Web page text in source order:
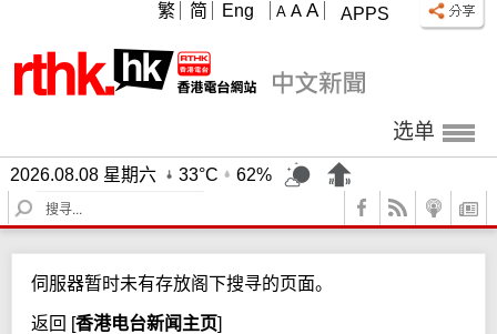
APPS
A A A
繁 简 Eng
选单
2026.08.08 星期六 33°C
62%
S
e
c
h
伺服器暂时未有存放阁下搜寻的页面。
返回 [香港电台新闻主页]